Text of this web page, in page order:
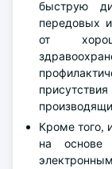
быструю
передовых
от
Кроме того,
на